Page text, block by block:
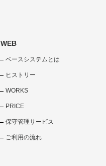
WEB
ベースシステムとは
ヒストリー
WORKS
PRICE
保守管理サービス
ご利用の流れ